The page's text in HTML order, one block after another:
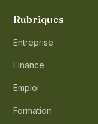
Rubriques
Entreprise
Finance
Emploi
Formation